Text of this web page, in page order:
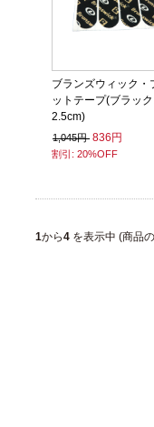
ブランズウィック・
ットテープ(ブラック
2.5cm)
1,045円 836円
割引: 20%OFF
1から4 を表示中 (商品